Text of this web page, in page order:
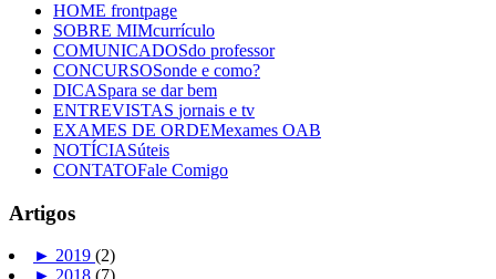
HOME frontpage
SOBRE MIMcurrículo
COMUNICADOSdo professor
CONCURSOSonde e como?
DICASpara se dar bem
ENTREVISTAS jornais e tv
EXAMES DE ORDEMexames OAB
NOTÍCIASúteis
CONTATOFale Comigo
Artigos
► 2019 (2)